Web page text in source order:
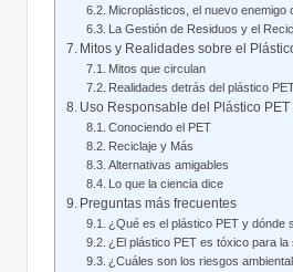
Microplásticos, el nuevo enemigo
La Gestión de Residuos y ⁣el
Mitos y Realidades⁣ sobre el
Mitos que circulan
Realidades​ detrás del plástico
Uso Responsable del‌ Plástico⁣
Conociendo el PET
Reciclaje‍ y‍ Más
Alternativas amigables
Lo que la ciencia‍ dice
Preguntas⁢ más frecuentes
¿Qué⁢ es el ⁣plástico PET y dónde
¿El plástico PET es tóxico para la⁤
¿Cuáles son‌ los riesgos